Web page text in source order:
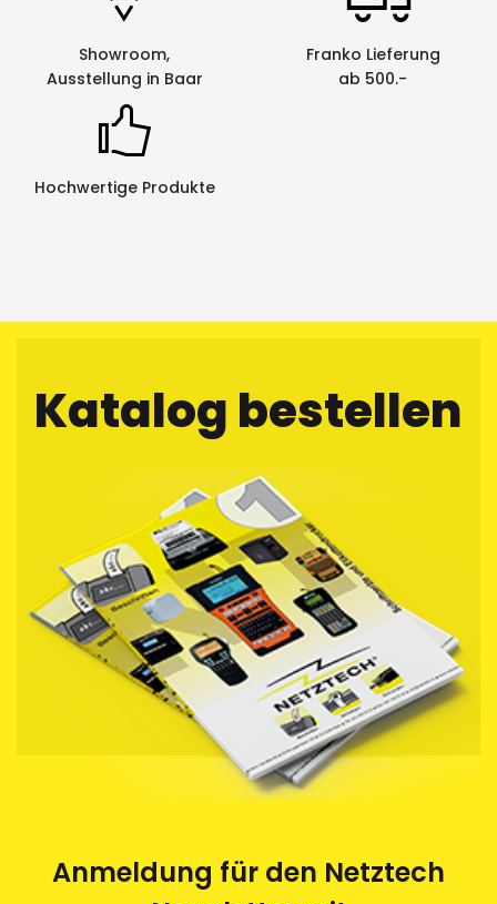
Unterstreichung
Vertikaldruck
ja
Showroom,
Ausstellung in Baar
Franko Lieferung
ab 500.-
Hochwertige Produkte
Katalog bestellen
Anmeldung für den Netztech